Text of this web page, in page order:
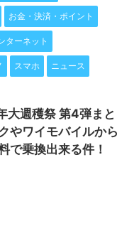
お金・決済・ポイント
ターネット
スマホ ニュース
大週穫祭 第4弾まと
やワイモバイルから
で乗換出来る件！